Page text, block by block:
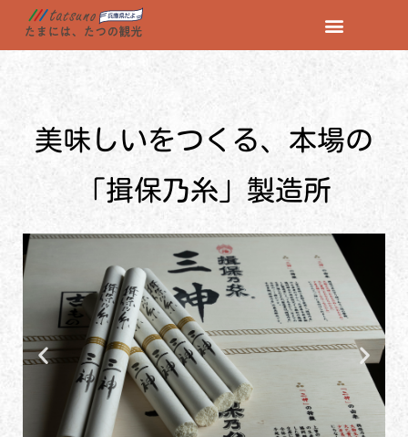
コ
美味しいをつくる、本場の
「揖保乃糸」製造所